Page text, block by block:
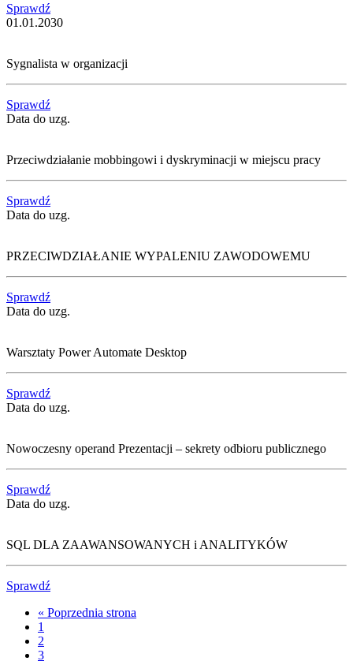
Sprawdź
01.01.2030
Sygnalista w organizacji
Sprawdź
Data do uzg.
Przeciwdziałanie mobbingowi i dyskryminacji w miejscu pracy
Sprawdź
Data do uzg.
PRZECIWDZIAŁANIE WYPALENIU ZAWODOWEMU
Sprawdź
Data do uzg.
Warsztaty Power Automate Desktop
Sprawdź
Data do uzg.
Nowoczesny operand Prezentacji – sekrety odbioru publicznego
Sprawdź
Data do uzg.
SQL DLA ZAAWANSOWANYCH i ANALITYKÓW
Sprawdź
« Poprzednia strona
1
2
3